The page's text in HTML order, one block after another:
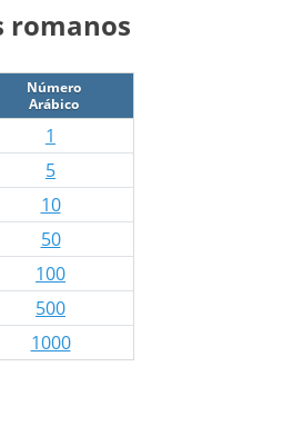
romanos
Número
Arábico
1
5
10
50
100
500
1000